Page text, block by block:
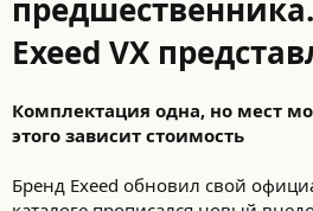
Exeed VX
Комплектация одна, но мест
этого зависит стоимость
Бренд Exeed обновил свой